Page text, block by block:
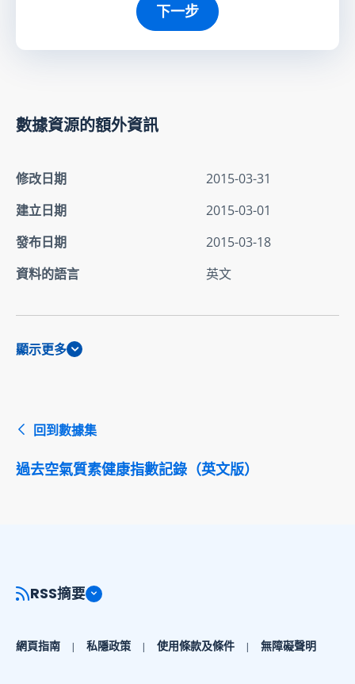
下一步
數據資源的額外資訊
修改日期
2015-03-31
建立日期
2015-03-01
發布日期
2015-03-18
資料的語言
英文
顯示更多
回到數據集
過去空氣質素健康指數記錄（英文版）
RSS摘要
網頁指南 私隱政策 使用條款及條件 無障礙聲明